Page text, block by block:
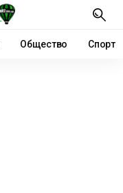
Общество Спорт